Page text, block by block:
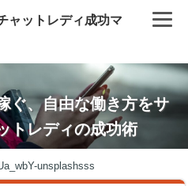
ャットレディ成功マ
ぐ、自由な働き方をサ
トレディの成功術
unsplashsss